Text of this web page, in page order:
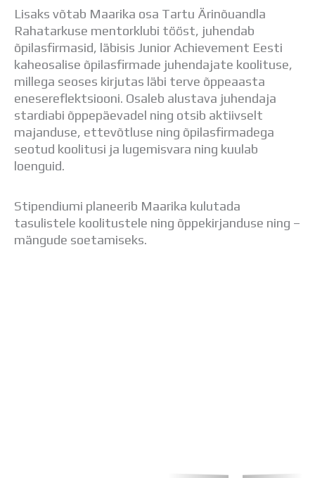
Lisaks võtab Maarika osa Tartu Ärinõuandla
Rahatarkuse mentorklubi tööst, juhendab
õpilasfirmasid, läbisis Junior Achievement Eesti
kaheosalise õpilasfirmade juhendajate koolituse,
millega seoses kirjutas läbi terve õppeaasta
enesereflektsiooni. Osaleb alustava juhendaja
stardiabi õppepäevadel ning otsib aktiivselt
majanduse, ettevõtluse ning õpilasfirmadega
seotud koolitusi ja lugemisvara ning kuulab
loenguid.
Stipendiumi planeerib Maarika kulutada
tasulistele koolitustele ning õppekirjanduse ning –
mängude soetamiseks.